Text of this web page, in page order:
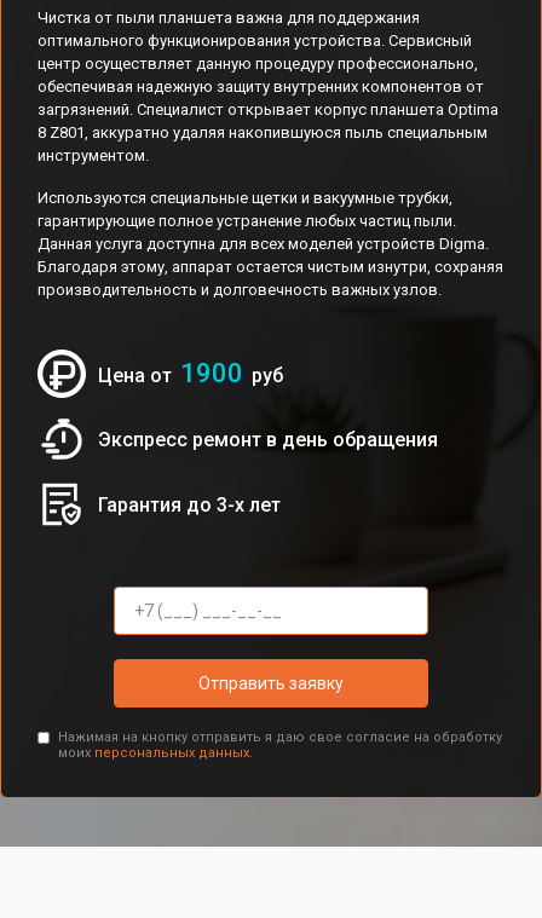
Чистка от пыли планшета важна для поддержания
оптимального функционирования устройства. Сервисный
центр осуществляет данную процедуру профессионально,
обеспечивая надежную защиту внутренних компонентов от
загрязнений. Специалист открывает корпус планшета Optima
8 Z801, аккуратно удаляя накопившуюся пыль специальным
инструментом.
Используются специальные щетки и вакуумные трубки,
гарантирующие полное устранение любых частиц пыли.
Данная услуга доступна для всех моделей устройств Digma.
Благодаря этому, аппарат остается чистым изнутри, сохраняя
производительность и долговечность важных узлов.
Цена от 1900 руб
Экспресс ремонт в день обращения
Гарантия до 3-х лет
Отправить заявку
Нажимая на кнопку отправить я даю свое согласие на обработку
моих персональных данных.